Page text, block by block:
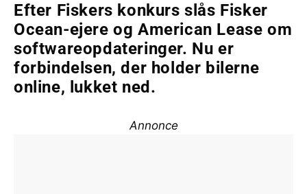
Efter Fiskers konkurs slås Fisker
Ocean-ejere og American Lease om
softwareopdateringer. Nu er
forbindelsen, der holder bilerne
online, lukket ned.
Annonce